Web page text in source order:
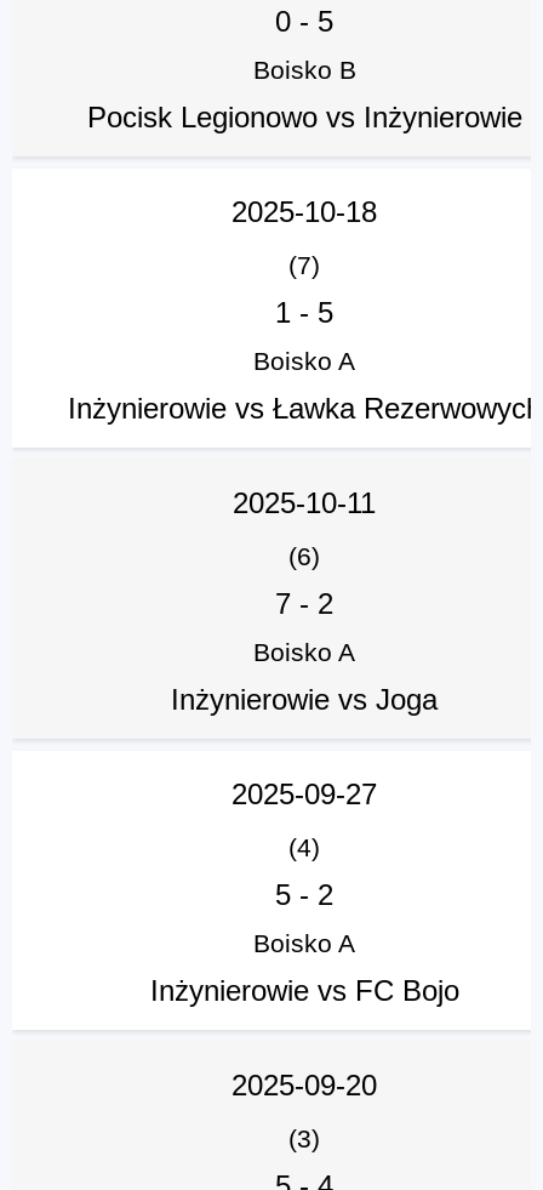
0 - 5
Boisko B
Pocisk Legionowo vs Inżynierowie
2025-10-18
(7)
1 - 5
Boisko A
Inżynierowie vs Ławka Rezerwowych
2025-10-11
(6)
7 - 2
Boisko A
Inżynierowie vs Joga
2025-09-27
(4)
5 - 2
Boisko A
Inżynierowie vs FC Bojo
2025-09-20
(3)